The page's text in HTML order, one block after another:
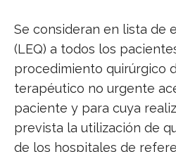
Se consideran en lista de
(LEQ) a todos los
procedimiento quirúrgico
terapéutico no urgente
paciente y para cuya
prevista la utilización de
de los hospitales de